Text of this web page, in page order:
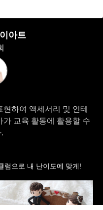
아트
하여 액세서리 및 인테
교육 활동에 활용할 수
럼으로 내 난이도에 맞게!